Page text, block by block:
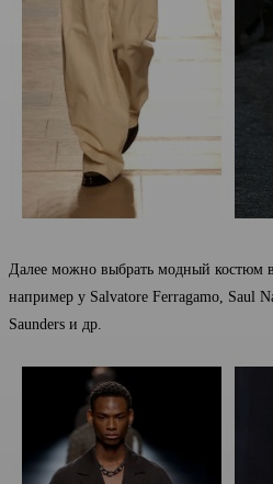
Далее можно выбрать модный костюм
например у Salvatore Ferragamo, Saul
Saunders и др.